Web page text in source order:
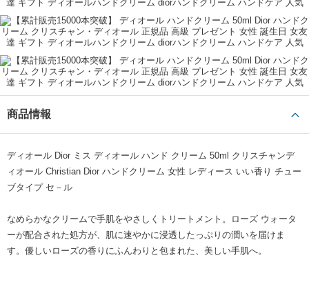
誕生日 親 60代 あき
レビューをもっと見る ＋
商品情報
ディオール Dior ミス ディオール ハンド クリーム 50ml クリスチャンデ
ィオール Christian Dior ハンドクリーム 女性 レディース いい香り チュー
ブタイプ セ－ル
なめらかなクリームで手肌をやさしくトリートメント。ローズ ウォータ
ーが配合された処方が、肌に速やかに浸透したっぷりの潤いを届けま
す。優しいローズの香りにふんわりと包まれた、美しい手肌へ。